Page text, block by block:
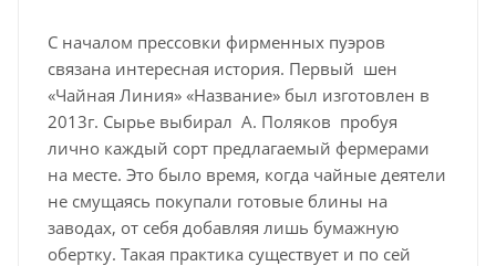
С началом прессовки фирменных пуэров
связана интересная история. Первый шен
«Чайная Линия» «Название» был изготовлен в
2013г. Сырье выбирал А. Поляков пробуя
лично каждый сорт предлагаемый фермерами
на месте. Это было время, когда чайные деятели
не смущаясь покупали готовые блины на
заводах, от себя добавляя лишь бумажную
обертку. Такая практика существует и по сей